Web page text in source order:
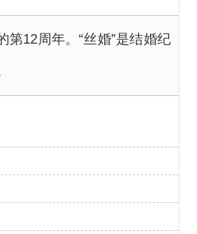
第12周年。“丝婚”是结婚纪